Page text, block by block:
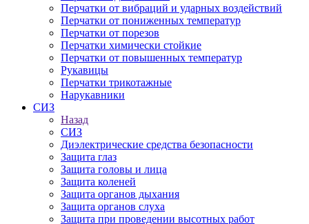
Перчатки от вибраций и ударных воздействий
Перчатки от пониженных температур
Перчатки от порезов
Перчатки химически стойкие
Перчатки от повышенных температур
Рукавицы
Перчатки трикотажные
Нарукавники
СИЗ
Назад
СИЗ
Диэлектрические средства безопасности
Защита глаз
Защита головы и лица
Защита коленей
Защита органов дыхания
Защита органов слуха
Защита при проведении высотных работ